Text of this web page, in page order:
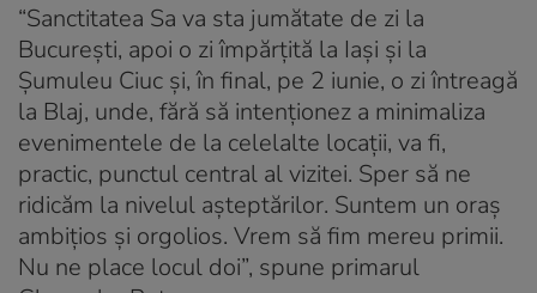
“Sanctitatea Sa va sta jumătate de zi la
București, apoi o zi împărțită la Iași și la
Șumuleu Ciuc și, în final, pe 2 iunie, o zi întreagă
la Blaj, unde, fără să intenționez a minimaliza
evenimentele de la celelalte locații, va fi,
practic, punctul central al vizitei. Sper să ne
ridicăm la nivelul așteptărilor. Suntem un oraș
ambițios și orgolios. Vrem să fim mereu primii.
Nu ne place locul doi”, spune primarul